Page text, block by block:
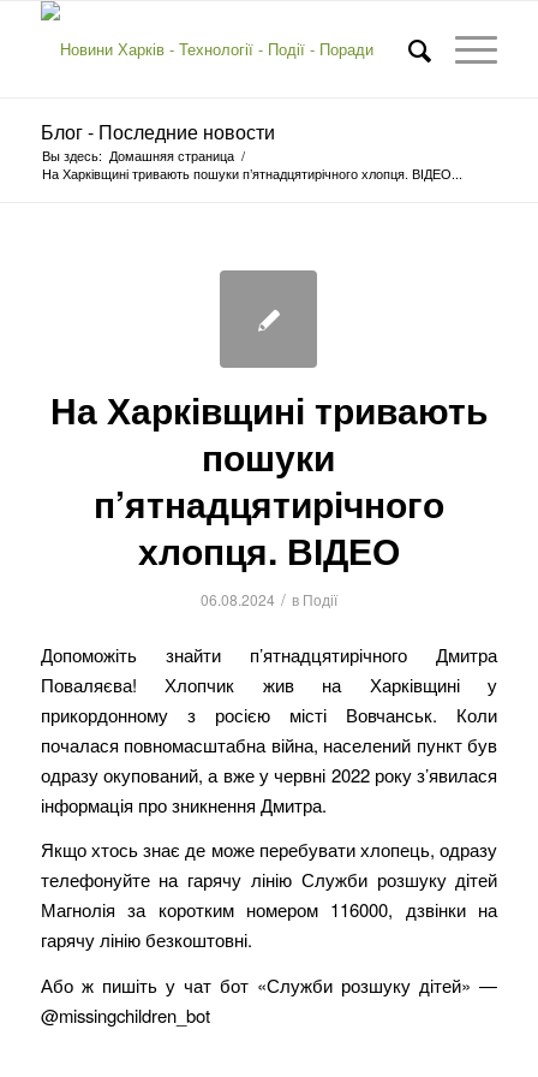
Блог - Последние новости
Вы здесь: Домашняя страница /
На Харківщині тривають пошуки п’ятнадцятирічного хлопця. ВІДЕО...
На Харківщині тривають
пошуки
п’ятнадцятирічного
хлопця. ВІДЕО
06.08.2024 / в Події
Допоможіть знайти п’ятнадцятирічного Дмитра
Поваляєва! Хлопчик жив на Харківщині у
прикордонному з росією місті Вовчанськ. Коли
почалася повномасштабна війна, населений пункт був
одразу окупований, а вже у червні 2022 року з’явилася
інформація про зникнення Дмитра.
Якщо хтось знає де може перебувати хлопець, одразу
телефонуйте на гарячу лінію Служби розшуку дітей
Магнолія за коротким номером 116000, дзвінки на
гарячу лінію безкоштовні.
Або ж пишіть у чат бот «Служби розшуку дітей» —
@missingchildren_bot